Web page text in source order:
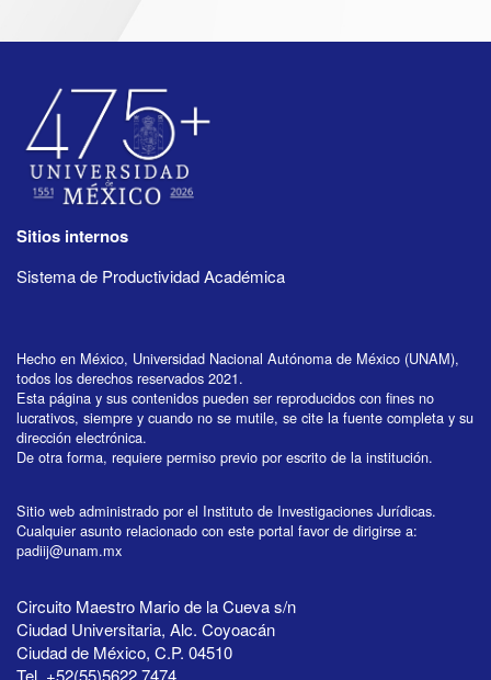
Sitios internos
Sistema de Productividad Académica
Hecho en México, Universidad Nacional Autónoma de México (UNAM),
todos los derechos reservados 2021.
Esta página y sus contenidos pueden ser reproducidos con fines no
lucrativos, siempre y cuando no se mutile, se cite la fuente completa y su
dirección electrónica.
De otra forma, requiere permiso previo por escrito de la institución.
Sitio web administrado por el Instituto de Investigaciones Jurídicas.
Cualquier asunto relacionado con este portal favor de dirigirse a:
padiij@unam.mx
Circuito Maestro Mario de la Cueva s/n
Ciudad Universitaria, Alc. Coyoacán
Ciudad de México, C.P. 04510
Tel. +52(55)5622 7474